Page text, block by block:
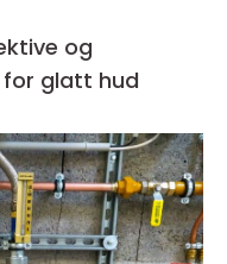
og
glatt hud